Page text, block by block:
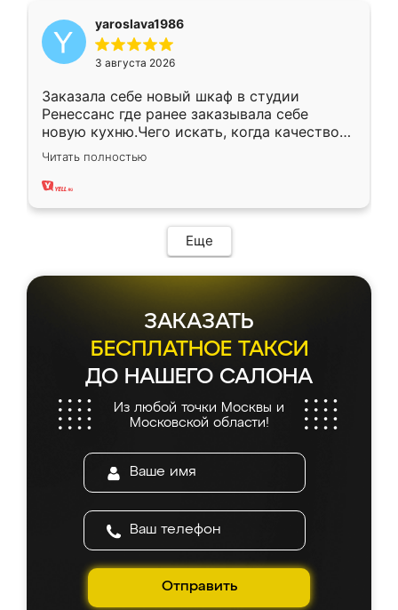
yaroslava1986
3 августа 2026
Заказала себе новый шкаф в студии
Ренессанс где ранее заказывала себе
новую кухню.Чего искать, когда качеством
вполне довольна. Служит кухня уже почти
два года, нареканий нет.
Читать полностью
Еще
ЗАКАЗАТЬ
БЕСПЛАТНОЕ ТАКСИ
ДО НАШЕГО САЛОНА
Из любой точки Москвы и
Московской области!
Отправить